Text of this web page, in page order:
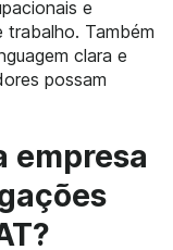
e
trabalho. Também
clara e
possam
empresa